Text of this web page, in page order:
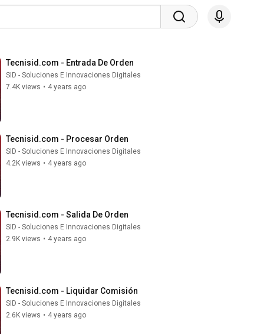
Tecnisid.com - Entrada De Orden
SID - Soluciones E Innovaciones Digitales
7.4K views • 4 years ago
Tecnisid.com - Procesar Orden
SID - Soluciones E Innovaciones Digitales
4.2K views • 4 years ago
Tecnisid.com - Salida De Orden
SID - Soluciones E Innovaciones Digitales
2.9K views • 4 years ago
Tecnisid.com - Liquidar Comisión
SID - Soluciones E Innovaciones Digitales
2.6K views • 4 years ago